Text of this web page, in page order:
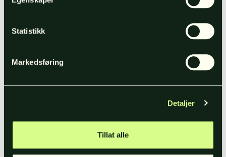
Statistikk
Markedsføring
Detaljer
Tillat alle
Glenn Pettersen
glenn@thepitch.no